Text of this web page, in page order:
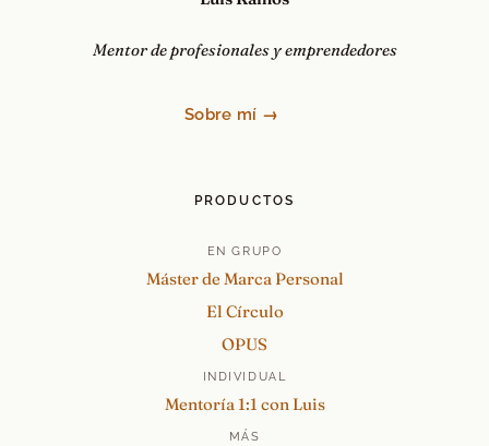
Mentor de profesionales y emprendedores
Sobre mí →
PRODUCTOS
EN GRUPO
Máster de Marca Personal
El Círculo
OPUS
INDIVIDUAL
Mentoría 1:1 con Luis
MÁS